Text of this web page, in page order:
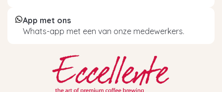
App met ons
Whats-app met een van onze medewerkers.